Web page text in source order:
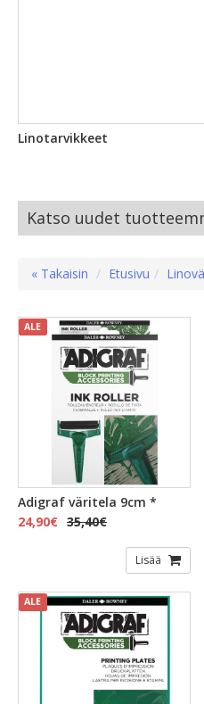
Linotarvikkeet
Katso uudet
« Takaisin Etusivu
ALE
Adigraf väritela 9cm *
24,90€ 35,40€
Lisää
ALE